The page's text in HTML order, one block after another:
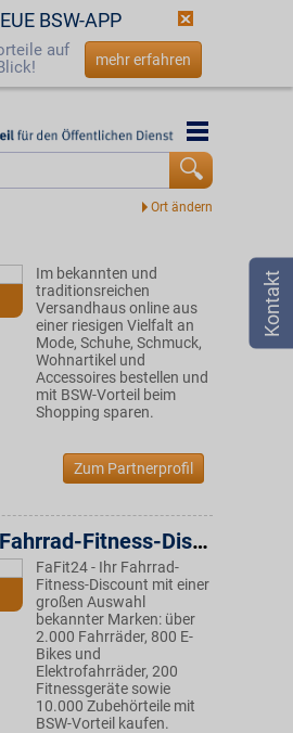
BSW-APP
auf
mehr erfahren
werden
82
Im bekannten und
traditionsreichen
Versandhaus online aus
einer riesigen Vielfalt an
Mode, Schuhe, Schmuck,
Wohnartikel und
Accessoires bestellen und
mit BSW-Vorteil beim
Shopping sparen.
Zum Partnerprofil
FaFit24 Ihr Fahrrad-Fitness-Discount
FaFit24 - Ihr Fahrrad-
Fitness-Discount mit einer
großen Auswahl
bekannter Marken: über
2.000 Fahrräder, 800 E-
Bikes und
Elektrofahrräder, 200
Fitnessgeräte sowie
10.000 Zubehörteile mit
BSW-Vorteil kaufen.